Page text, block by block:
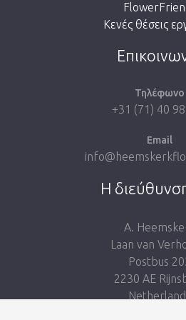
Take me back to
Κενές θέσεις
Τηλέφωνο
+31 (71) 40
Email
Η
A.
Laan van
Postbus
2230 AE